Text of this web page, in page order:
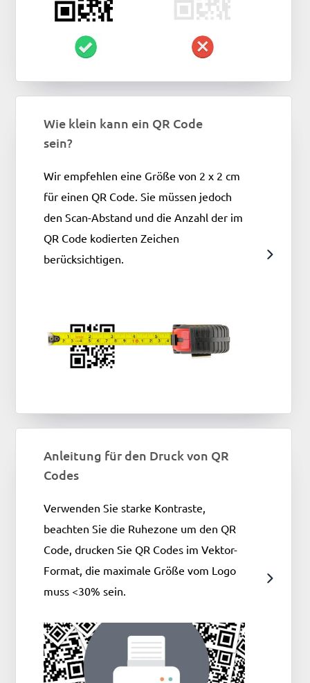
Wie klein kann ein QR Code
sein?
Wir empfehlen eine Größe von 2 x 2 cm
für einen QR Code. Sie müssen jedoch
den Scan-Abstand und die Anzahl der im
QR Code kodierten Zeichen
berücksichtigen.
Anleitung für den Druck von QR
Codes
Verwenden Sie starke Kontraste,
beachten Sie die Ruhezone um den QR
Code, drucken Sie QR Codes im Vektor-
Format, die maximale Größe vom Logo
muss <30% sein.